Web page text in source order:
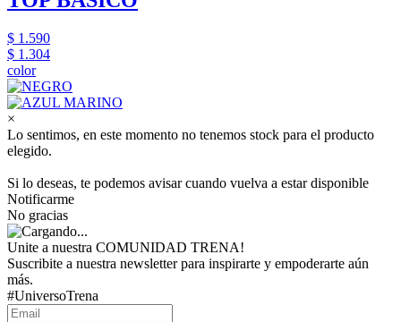
$ 1.590
$ 1.304
color
×
Lo sentimos, en este momento no tenemos stock para el producto
elegido.
Si lo deseas, te podemos avisar cuando vuelva a estar disponible
Notificarme
No gracias
Unite a nuestra COMUNIDAD TRENA!
Suscribite a nuestra newsletter para inspirarte y empoderarte aún
más.
#UniversoTrena